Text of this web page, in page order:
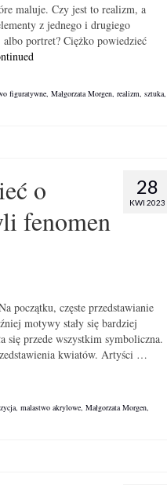
maluje. Czy jest to realizm, a
z jednego i drugiego
portret? Ciężko powiedzieć
figuratywne,Małgorzata Morgen,realizm,sztuka,
28
KWI 2023
o
fenomen
początku, częste przedstawianie
motywy stały się bardziej
się przede wszystkim symboliczna.
kwiatów. Artyści …
,malastwo akrylowe,Małgorzata Morgen,